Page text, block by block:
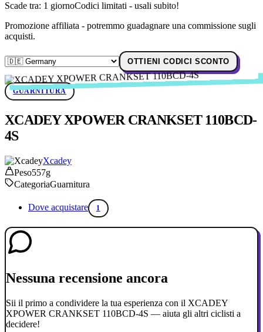
Scade tra: 1 giornoCodici limitati - usali subito!
Promozione affiliata - potremmo guadagnare una commissione sugli
acquisti.
OTTIENI CODICI SCONTO
GUARNITURA
XCADEY XPOWER CRANKSET 110BCD-
4S
Xcadey
Peso557g
CategoriaGuarnitura
Dove acquistare 1
Nessuna recensione ancora
Sii il primo a condividere la tua esperienza con il XCADEY
XPOWER CRANKSET 110BCD-4S — aiuta gli altri ciclisti a
decidere!